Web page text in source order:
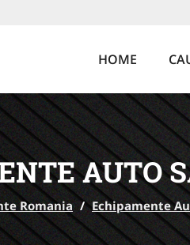
HOME
AUTO
Romania / Echipamente